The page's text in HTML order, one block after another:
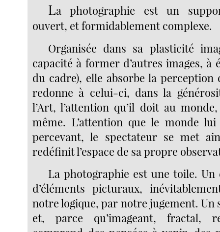
La photographie est un
ouvert, et formidablement complexe.
Organisée dans sa plasticité
capacité à former d’autres images, à
du cadre), elle absorbe la
redonne à celui-ci, dans la
l’Art, l’attention qu’il doit au
même. L’attention que le monde
percevant, le spectateur se met
redéfinit l’espace de sa propre
La photographie est une toile. Un
d’éléments picturaux,
notre logique, par notre jugement.
et, parce qu’imageant, fractal,